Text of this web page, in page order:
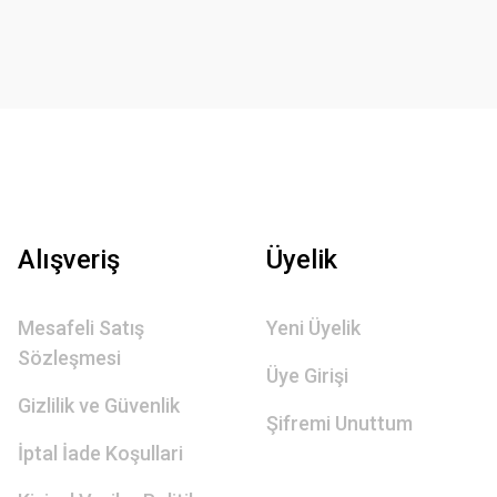
Alışveriş
Mesafeli Satış
Sözleşmesi
Gizlilik ve Güvenlik
İptal İade Koşullari
Üyelik
Yeni Üyelik
Üye Girişi
Şifremi Unuttum